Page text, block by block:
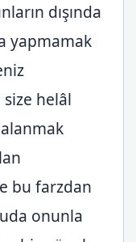
dışında
yapmamak
helâl
bu farzdan
onunla